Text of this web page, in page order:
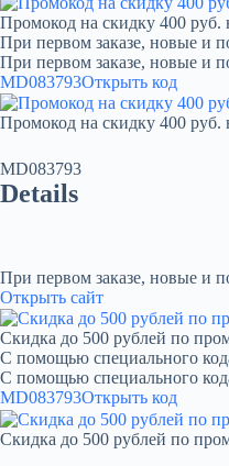
Промокод на скидку 400 руб.
При первом заказе, новые и
При первом заказе, новые и
MD083793Открыть код
Промокод на скидку 400 руб.
MD083793
Details
При первом заказе, новые и
Открыть сайт
Скидка до 500 рублей по
С помощью специального
С помощью специального
MD083793Открыть код
Скидка до 500 рублей по